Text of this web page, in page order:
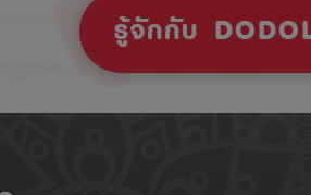
รู้จักกับ